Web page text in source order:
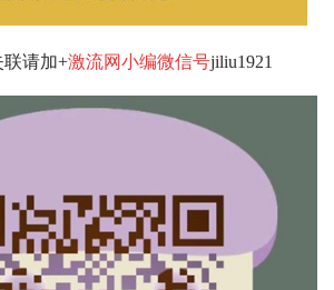
联请加+激流网小编微信号jiliu1921